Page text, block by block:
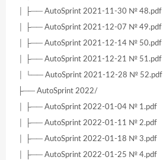
│ ├── AutoSprint 2021-11-30 № 48.pdf
│ ├── AutoSprint 2021-12-07 № 49.pdf
│ ├── AutoSprint 2021-12-14 № 50.pdf
│ ├── AutoSprint 2021-12-21 № 51.pdf
│ └── AutoSprint 2021-12-28 № 52.pdf
├── AutoSprint 2022/
│ ├── AutoSprint 2022-01-04 № 1.pdf
│ ├── AutoSprint 2022-01-11 № 2.pdf
│ ├── AutoSprint 2022-01-18 № 3.pdf
│ ├── AutoSprint 2022-01-25 № 4.pdf